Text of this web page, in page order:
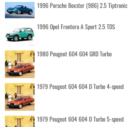
1996 Porsche Boxster (986) 2.5 Tiptronic
1996 Opel Frontera A Sport 2.5 TDS
1980 Peugeot 604 604 GRD Turbo
1979 Peugeot 604 604 D Turbo 4-speed
1979 Peugeot 604 604 D Turbo 5-speed